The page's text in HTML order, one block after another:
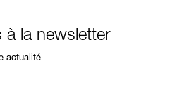
à la newsletter
actualité